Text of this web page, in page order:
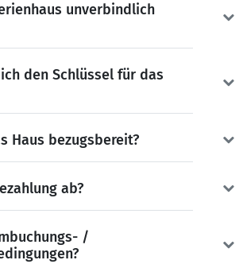
unverbindlich
den Schlüssel für das
Haus bezugsbereit?
ab?
/